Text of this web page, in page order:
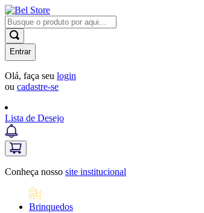
Entrar
Olá, faça seu login
ou cadastre-se
Lista de Desejo
Conheça nosso site institucional
Brinquedos